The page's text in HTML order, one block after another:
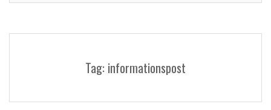
Tag: informationspost